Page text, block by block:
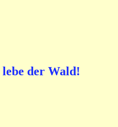
der Wald!